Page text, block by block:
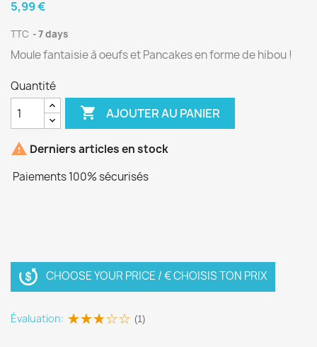
5,99 €
TTC 7 days
Moule fantaisie à oeufs et Pancakes en forme de hibou !
Quantité
 AJOUTER AU PANIER
 Derniers articles en stock
Paiements 100% sécurisés
CHOOSE YOUR PRICE / € CHOISIS TON PRIX
Évaluation: (1)